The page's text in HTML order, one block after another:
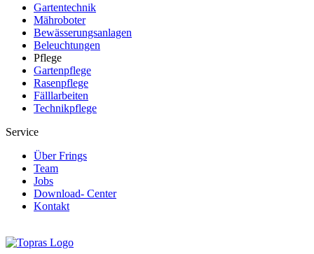
Gartentechnik
Mähroboter
Bewässerungsanlagen
Beleuchtungen
Pflege
Gartenpflege
Rasenpflege
Fälllarbeiten
Technikpflege
Service
Über Frings
Team
Jobs
Download- Center
Kontakt